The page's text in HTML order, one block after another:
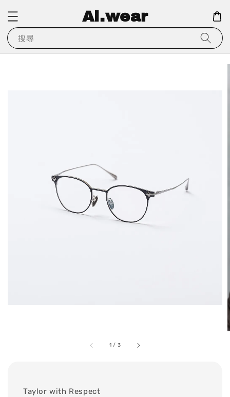
Ai.wear
搜尋
1 / 3
Taylor with Respect